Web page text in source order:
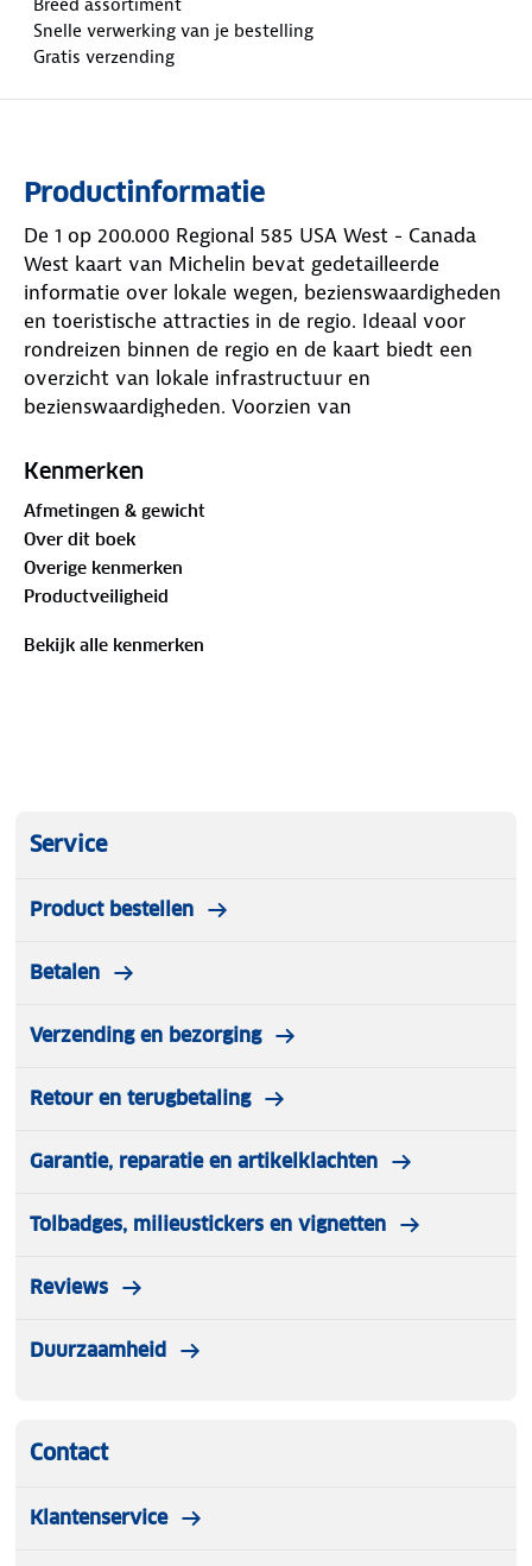
Snelle verwerking van je bestelling
Gratis verzending
Productinformatie
De 1 op 200.000 Regional 585 USA West - Canada
West kaart van Michelin bevat gedetailleerde
informatie over lokale wegen, bezienswaardigheden
en toeristische attracties in de regio. Ideaal voor
rondreizen binnen de regio en de kaart biedt een
overzicht van lokale infrastructuur en
bezienswaardigheden. Voorzien van
plaatsnamenindex, groen gearceerde schilderachtige
Kenmerken
Afmetingen & gewicht
Over dit boek
Overige kenmerken
Productveiligheid
Bekijk alle kenmerken
Service
Product bestellen
Betalen
Verzending en bezorging
Retour en terugbetaling
Garantie, reparatie en artikelklachten
Tolbadges, milieustickers en vignetten
Reviews
Duurzaamheid
Contact
Klantenservice